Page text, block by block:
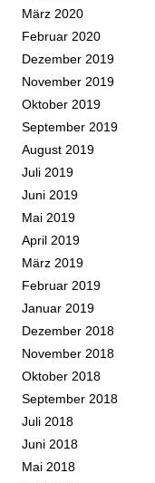
März 2020
Februar 2020
Dezember 2019
November 2019
Oktober 2019
September 2019
August 2019
Juli 2019
Juni 2019
Mai 2019
April 2019
März 2019
Februar 2019
Januar 2019
Dezember 2018
November 2018
Oktober 2018
September 2018
Juli 2018
Juni 2018
Mai 2018